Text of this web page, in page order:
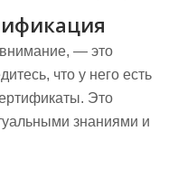
внимание, — это
что у него есть
Это
знаниями и